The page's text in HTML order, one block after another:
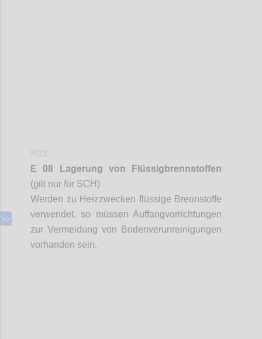
E 08 Lagerung von Flüssigbrennstoffen
(gilt nur für SCH)
Werden zu Heizzwecken flüssige Brennstoffe
verwendet, so müssen Auffangvorrichtungen
zur Vermeidung von Bodenverunreinigungen
vorhanden sein.